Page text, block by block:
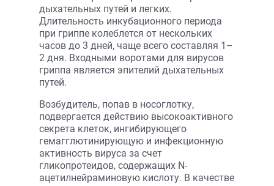
дыхательных путей и легких.
Длительность инкубационного периода
при гриппе колеблется от нескольких
часов до 3 дней, чаще всего составляя 1–
2 дня. Входными воротами для вирусов
гриппа является эпителий дыхательных
путей.
Возбудитель, попав в носоглотку,
подвергается действию высокоактивного
секрета клеток, ингибирующего
гемагглютинирующую и инфекционную
активность вируса за счет
гликопротеидов, содержащих N-
ацетилнейраминовую кислоту. В качестве